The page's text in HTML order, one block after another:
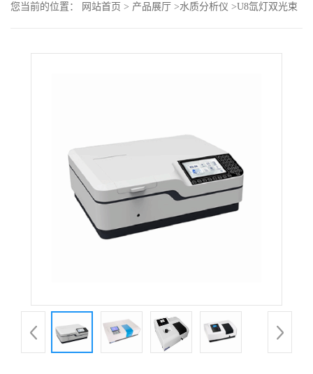
公
品
您当前的位置： 网站首页 > 产品展厅 >水质分析仪 >U8氙灯双光束